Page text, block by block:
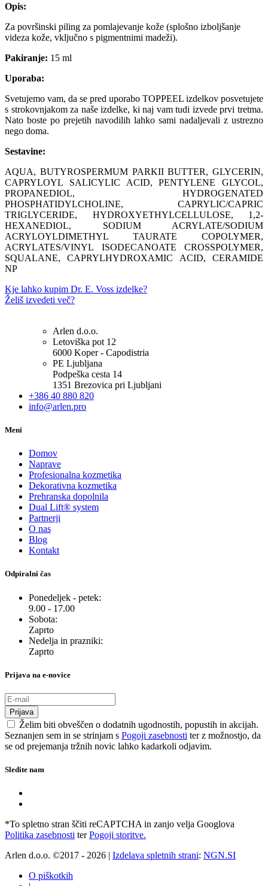
Opis:
Za površinski piling za pomlajevanje kože (splošno izboljšanje
videza kože, vključno s pigmentnimi madeži).
Pakiranje: 15 ml
Uporaba:
Svetujemo vam, da se pred uporabo TOPPEEL izdelkov posvetujete
s strokovnjakom za naše izdelke, ki naj vam tudi izvede prvi tretma.
Nato boste po prejetih navodilih lahko sami nadaljevali z ustrezno
nego doma.
Sestavine:
AQUA, BUTYROSPERMUM PARKII BUTTER, GLYCERIN,
CAPRYLOYL SALICYLIC ACID, PENTYLENE GLYCOL,
PROPANEDIOL, HYDROGENATED
PHOSPHATIDYLCHOLINE, CAPRYLIC/CAPRIC
TRIGLYCERIDE, HYDROXYETHYLCELLULOSE, 1,2-
HEXANEDIOL, SODIUM ACRYLATE/SODIUM
ACRYLOYLDIMETHYL TAURATE COPOLYMER,
ACRYLATES/VINYL ISODECANOATE CROSSPOLYMER,
SQUALANE, CAPRYLHYDROXAMIC ACID, CERAMIDE
NP
Kje lahko kupim Dr. E. Voss izdelke?
Želiš izvedeti več?
Arlen d.o.o.
Letoviška pot 12
6000 Koper - Capodistria
PE Ljubljana
Podpeška cesta 14
1351 Brezovica pri Ljubljani
+386 40 880 820
info@arlen.pro
Meni
Domov
Naprave
Profesionalna kozmetika
Dekorativna kozmetika
Prehranska dopolnila
Dual Lift® system
Partnerji
O nas
Blog
Kontakt
Odpiralni čas
Ponedeljek - petek:
9.00 - 17.00
Sobota:
Zaprto
Nedelja in prazniki:
Zaprto
Prijava na e-novice
Prijava
Želim biti obveščen o dodatnih ugodnostih, popustih in akcijah.
Seznanjen sem in se strinjam s Pogoji zasebnosti ter z možnostjo, da
se od prejemanja tržnih novic lahko kadarkoli odjavim.
Sledite nam
*To spletno stran ščiti reCAPTCHA in zanjo velja Googlova
Politika zasebnosti terPogoji storitve.
Arlen d.o.o. ©2017 - 2026 | Izdelava spletnih strani: NGN.SI
O piškotkih